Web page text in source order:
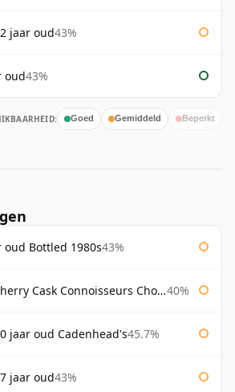
jaar oud43%
oud43%
Goed Gemiddeld Beperkt
Bottled 1980s43%
Connoisseurs Choice Gordon & Macphail 40%
jaar oud Cadenhead's45.7%
jaar oud43%